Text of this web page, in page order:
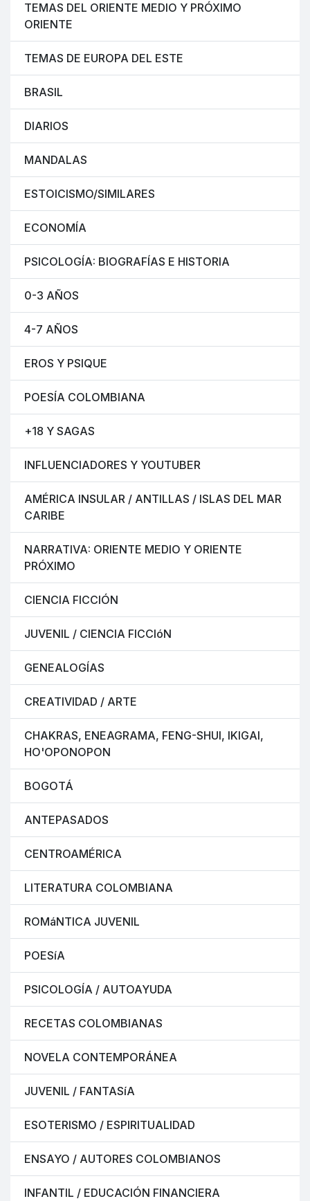
TEMAS DEL ORIENTE MEDIO Y PRÓXIMO
ORIENTE
TEMAS DE EUROPA DEL ESTE
BRASIL
DIARIOS
MANDALAS
ESTOICISMO/SIMILARES
ECONOMÍA
PSICOLOGÍA: BIOGRAFÍAS E HISTORIA
0-3 AÑOS
4-7 AÑOS
EROS Y PSIQUE
POESÍA COLOMBIANA
+18 Y SAGAS
INFLUENCIADORES Y YOUTUBER
AMÉRICA INSULAR / ANTILLAS / ISLAS DEL MAR
CARIBE
NARRATIVA: ORIENTE MEDIO Y ORIENTE
PRÓXIMO
CIENCIA FICCIÓN
JUVENIL / CIENCIA FICCIóN
GENEALOGÍAS
CREATIVIDAD / ARTE
CHAKRAS, ENEAGRAMA, FENG-SHUI, IKIGAI,
HO'OPONOPON
BOGOTÁ
ANTEPASADOS
CENTROAMÉRICA
LITERATURA COLOMBIANA
ROMáNTICA JUVENIL
POESíA
PSICOLOGÍA / AUTOAYUDA
RECETAS COLOMBIANAS
NOVELA CONTEMPORÁNEA
JUVENIL / FANTASíA
ESOTERISMO / ESPIRITUALIDAD
ENSAYO / AUTORES COLOMBIANOS
INFANTIL / EDUCACIÓN FINANCIERA